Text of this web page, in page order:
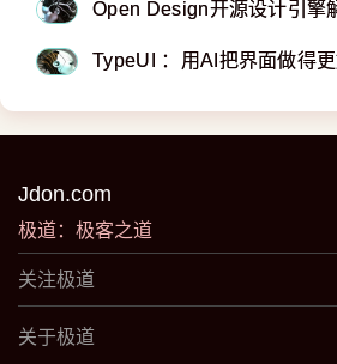
Open Design开源设计引擎
TypeUI ：用AI把界面做得
Jdon.com
极道：极客之道
关注极道
关于极道